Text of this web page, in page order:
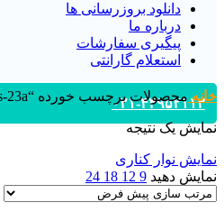
دانلود بروزرسانی ها
درباره ما
پیگیری سفارشات
استعلام گارانتی
۰۲۱-۴۴۹۵۲۱۱۳خانه محصولات برچسب خورده “B525s-23a”
نمایش یک نتیجه
نمایش نوار کناری
نمایش دهید 9
12
18
24